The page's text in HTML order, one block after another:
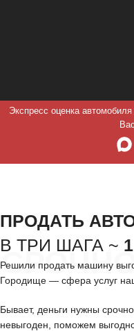
Экспресс оценка
ПРОДАТЬ
В ТРИ ШАГА ~
Решили продать машину
Городище — сфера услуг
Бывает, деньги нужны
невыгоден, поможем